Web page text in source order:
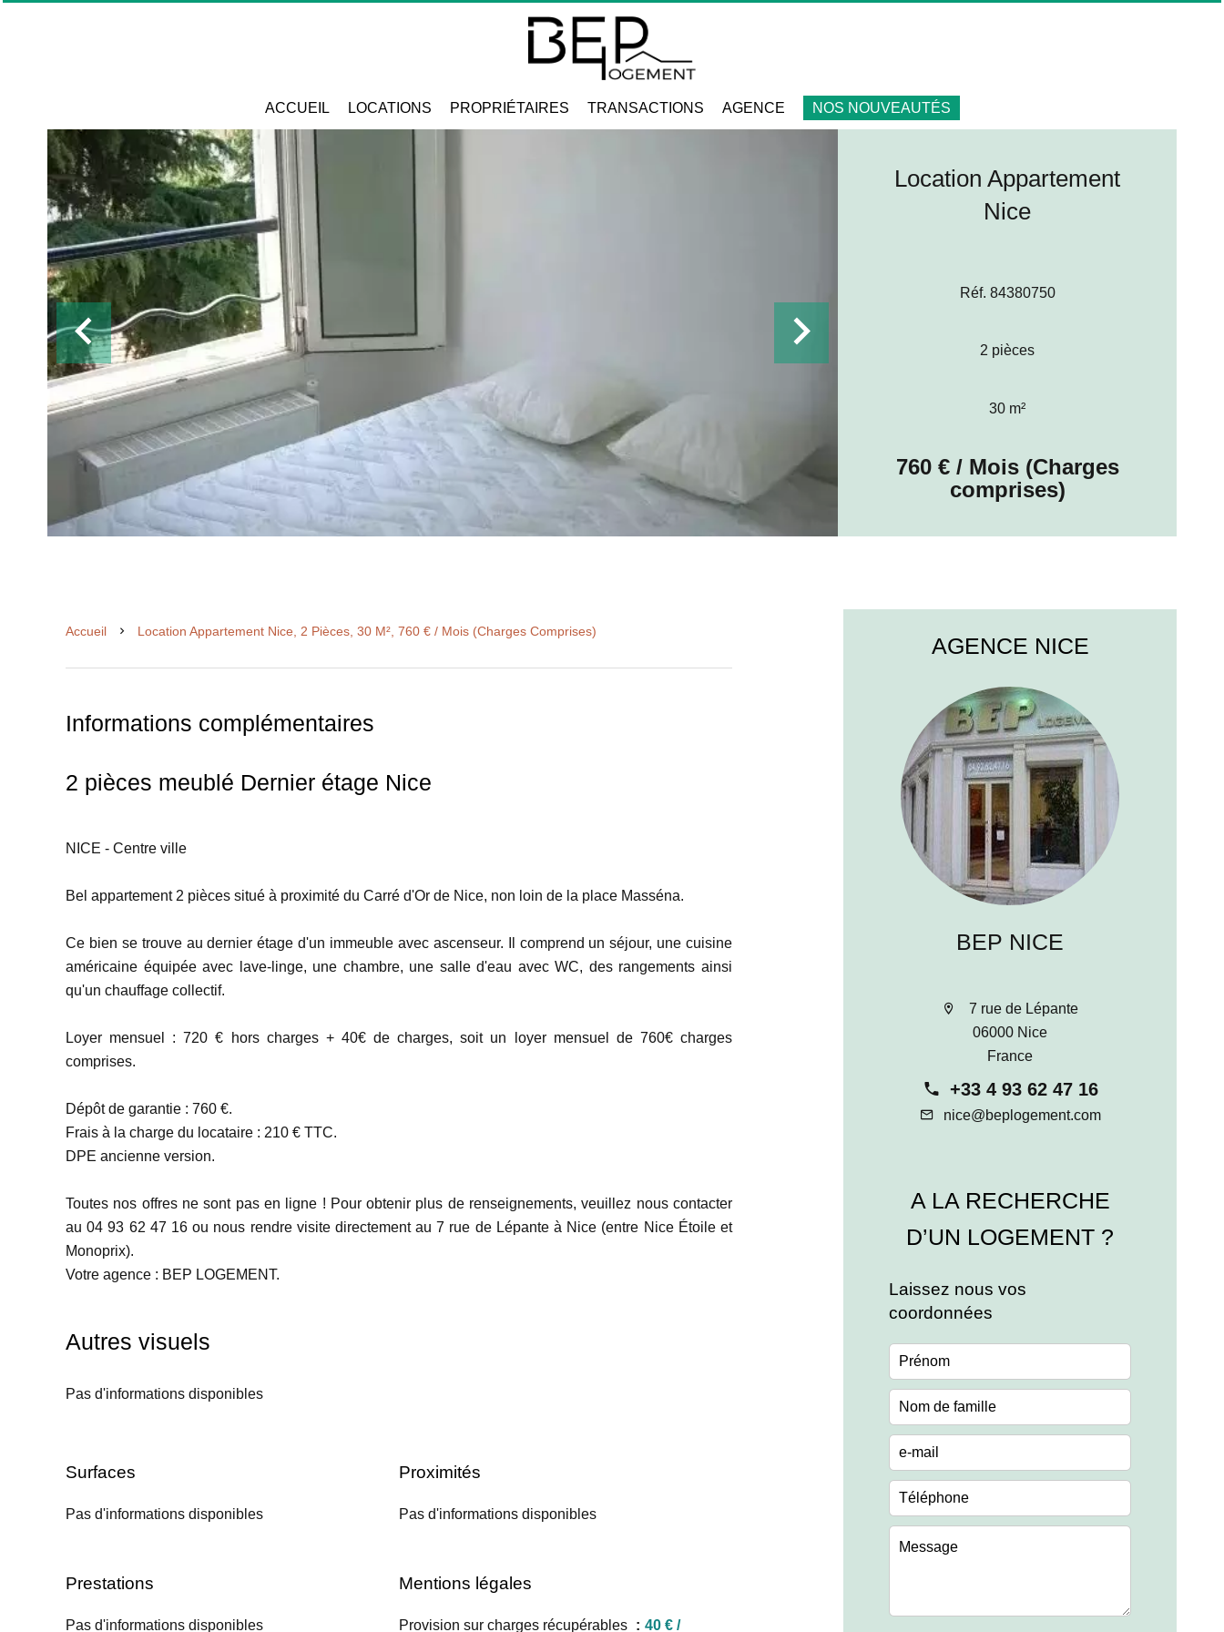
ACCUEIL LOCATIONS PROPRIÉTAIRES TRANSACTIONS AGENCE NOS NOUVEAUTÉS
Location Appartement
Nice
Réf. 84380750
2 pièces
30 m²
760 € / Mois (Charges
comprises)
Accueil Location Appartement Nice, 2 Pièces, 30 M², 760 € / Mois (Charges Comprises)
Informations complémentaires
2 pièces meublé Dernier étage Nice
NICE - Centre ville
Bel appartement 2 pièces situé à proximité du Carré d'Or de Nice, non loin de la place Masséna.
Ce bien se trouve au dernier étage d'un immeuble avec ascenseur. Il comprend un séjour, une cuisine
américaine équipée avec lave-linge, une chambre, une salle d'eau avec WC, des rangements ainsi
qu'un chauffage collectif.
Loyer mensuel : 720 € hors charges + 40€ de charges, soit un loyer mensuel de 760€ charges
comprises.
Dépôt de garantie : 760 €.
Frais à la charge du locataire : 210 € TTC.
DPE ancienne version.
Toutes nos offres ne sont pas en ligne ! Pour obtenir plus de renseignements, veuillez nous contacter
au 04 93 62 47 16 ou nous rendre visite directement au 7 rue de Lépante à Nice (entre Nice Étoile et
Monoprix).
Votre agence : BEP LOGEMENT.
Autres visuels
Pas d'informations disponibles
Surfaces
Pas d'informations disponibles
Proximités
Pas d'informations disponibles
Prestations
Pas d'informations disponibles
Mentions légales
Provision sur charges récupérables 40 € /
AGENCE NICE
BEP NICE
7 rue de Lépante
06000 Nice
France
+33 4 93 62 47 16
nice@beplogement.com
Laissez nous vos
coordonnées
A LA RECHERCHE
D’UN LOGEMENT ?